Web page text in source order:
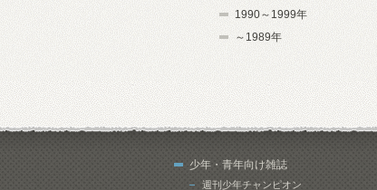
1990～1999年
～1989年
少年・青年向け雑誌
週刊少年チャンピオン